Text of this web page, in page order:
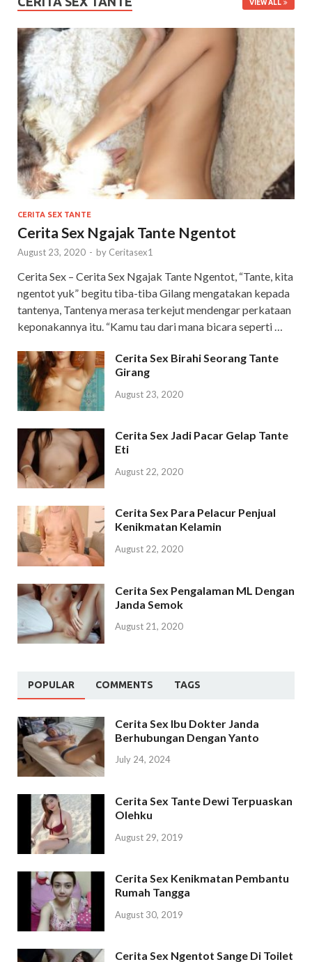
VIEW ALL
CERITA SEX TANTE
Cerita Sex Ngajak Tante Ngentot
August 23, 2020 - by Ceritasex1
Cerita Sex – Cerita Sex Ngajak Tante Ngentot, “Tante, kita
ngentot yuk” begitu tiba-tiba Gilang mengatakan kepada
tantenya, Tantenya merasa terkejut mendengar perkataan
keponakannya itu. “Kamu tau dari mana bicara seperti …
Cerita Sex Birahi Seorang Tante
Girang
August 23, 2020
Cerita Sex Jadi Pacar Gelap Tante
Eti
August 22, 2020
Cerita Sex Para Pelacur Penjual
Kenikmatan Kelamin
August 22, 2020
Cerita Sex Pengalaman ML Dengan
Janda Semok
August 21, 2020
POPULAR COMMENTS TAGS
Cerita Sex Ibu Dokter Janda
Berhubungan Dengan Yanto
July 24, 2024
Cerita Sex Tante Dewi Terpuaskan
Olehku
August 29, 2019
Cerita Sex Kenikmatan Pembantu
Rumah Tangga
August 30, 2019
Cerita Sex Ngentot Sange Di Toilet